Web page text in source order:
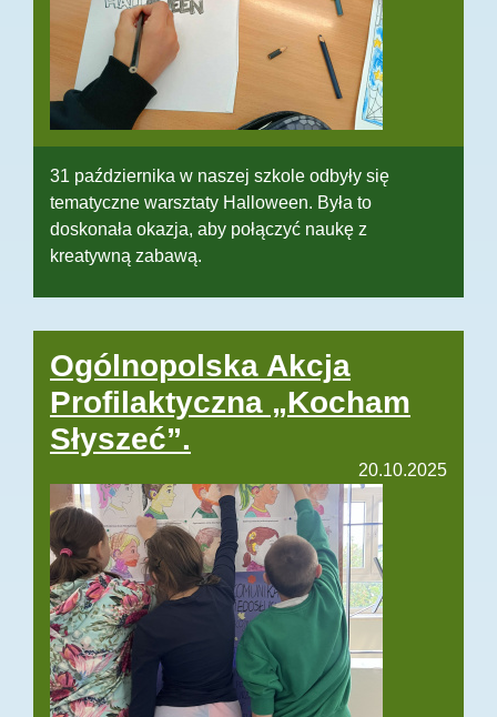
31 października w naszej szkole odbyły się
tematyczne warsztaty Halloween. Była to
doskonała okazja, aby połączyć naukę z
kreatywną zabawą.
Ogólnopolska Akcja
Profilaktyczna „Kocham
Słyszeć”.
20.10.2025